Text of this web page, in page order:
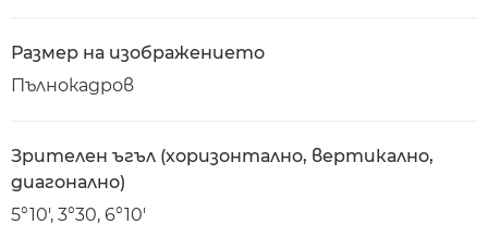
Размер на изображението
Пълнокадров
Зрителен ъгъл (хоризонтално, вертикално,
диагонално)
5°10', 3°30, 6°10'